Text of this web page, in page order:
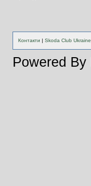
Контакти | Skoda Club Ukraine
Powered By